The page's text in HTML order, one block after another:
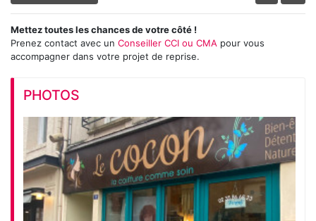
Mettez toutes les chances de votre côté !
Prenez contact avec un Conseiller CCI ou CMA pour vous
accompagner dans votre projet de reprise.
PHOTOS